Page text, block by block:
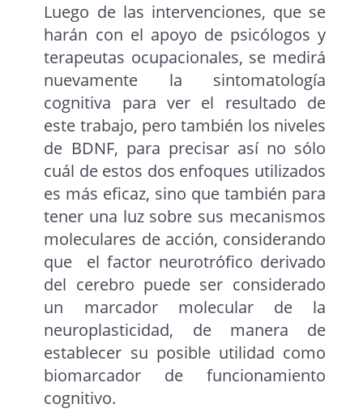
Luego de las intervenciones, que se
harán con el apoyo de psicólogos y
terapeutas ocupacionales, se medirá
nuevamente la sintomatología
cognitiva para ver el resultado de
este trabajo, pero también los niveles
de BDNF, para precisar así no sólo
cuál de estos dos enfoques utilizados
es más eficaz, sino que también para
tener una luz sobre sus mecanismos
moleculares de acción, considerando
que el factor neurotrófico derivado
del cerebro puede ser considerado
un marcador molecular de la
neuroplasticidad, de manera de
establecer su posible utilidad como
biomarcador de funcionamiento
cognitivo.